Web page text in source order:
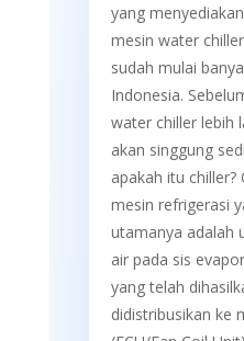
yang
mesin water
sudah mulai
Indonesia.
water chiller lebih
akan singgung
apakah itu chiller?
mesin refrigerasi
utamanya adalah
air pada sis
yang telah
didistribusikan ke